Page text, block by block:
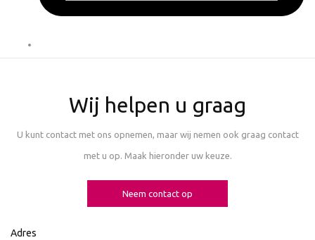
Wij helpen u graag
U kunt contact met ons opnemen, maar wij nemen ook graag contact
met u op. Maak hieronder uw keuze.
Neem contact op
Adres